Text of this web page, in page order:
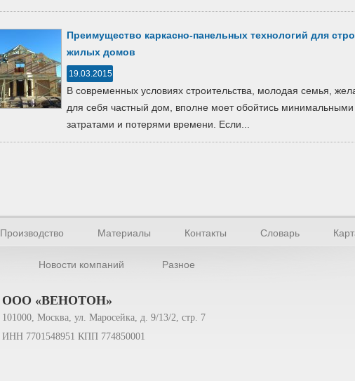
Преимущество каркасно-панельных технологий для
жилых домов
19.03.2015
В современных условиях строительства, молодая семья,
для себя частный дом, вполне моет обойтись
затратами и потерями времени. Если...
Производство Материалы Контакты Словарь
Новости компаний Разное
ООО «ВЕНОТОН»
101000, Москва, ул. Маросейка, д. 9/13/2, стр. 7
ИНН 7701548951 КПП 774850001